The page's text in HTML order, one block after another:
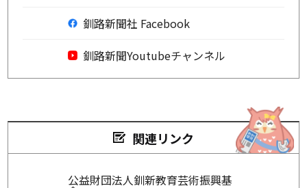
釧路新聞社 Facebook
釧路新聞Youtubeチャンネル
関連リンク
公益財団法人釧新教育芸術振興基